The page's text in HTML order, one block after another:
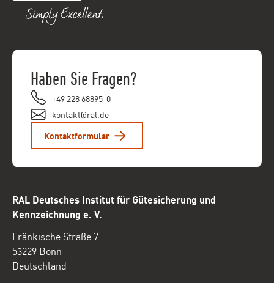
Haben Sie Fragen?
+49 228 68895-0
kontakt@ral.de
Kontaktformular
RAL Deutsches Institut für Gütesicherung und
Kennzeichnung e. V.
Fränkische Straße 7
53229 Bonn
Deutschland